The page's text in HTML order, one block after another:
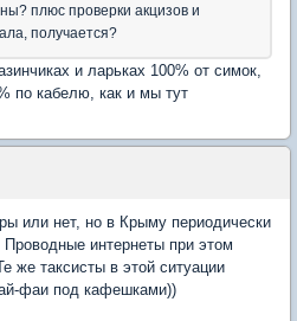
плюс проверки акцизов и
получается?
и ларьках 100% от симок,
по кабелю, как и мы тут
или нет, но в Крыму периодически
интернеты при этом
же таксисты в этой ситуации
фаи под кафешками))